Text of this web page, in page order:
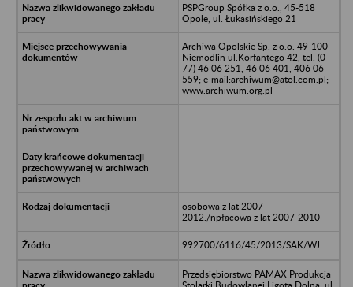
PSPGroup Spółka z o.o., 45-518
Opole, ul. Łukasińskiego 21
Archiwa Opolskie Sp. z o.o. 49-100
Niemodlin ul.Korfantego 42, tel. (0-
77) 46 06 251, 46 06 401, 406 06
559; e-mail:archiwum@atol.com.pl;
www.archiwum.org.pl
osobowa z lat 2007-
2012./npłacowa z lat 2007-2010
992700/6116/45/2013/SAK/WJ
Przedsiębiorstwo PAMAX Produkcja